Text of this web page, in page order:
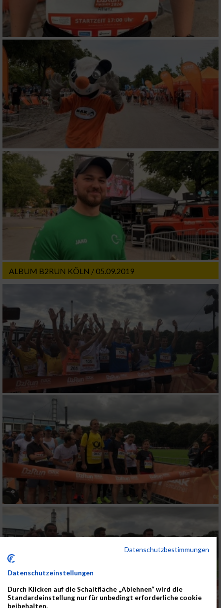
ALBUM B2RUN KÖLN / 05.09.2019
Datenschutzbestimmungen
Datenschutzeinstellungen
Durch Klicken auf die Schaltfläche „Ablehnen“ wird die
Standardeinstellung nur für unbedingt erforderliche cookie
beibehalten.